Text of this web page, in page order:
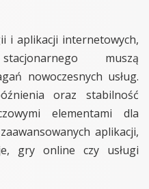
i aplikacji internetowych,
muszą
nowoczesnych usług.
oraz stabilność
elementami dla
aplikacji,
gry online czy usługi